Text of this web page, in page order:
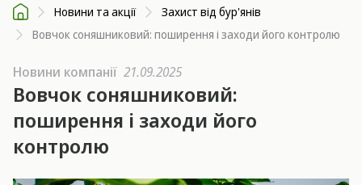
Новини та акції
Захист від бур'янів
Вовчок соняшниковий: поширення і заходи його контролю
Новини компанії 21.09.2025
Вовчок соняшниковий:
поширення і заходи його
контролю